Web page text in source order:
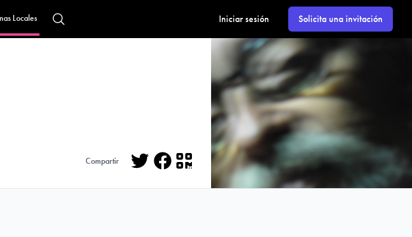
Locales Iniciar sesión Solicita una invitación
Compartir
Facebook